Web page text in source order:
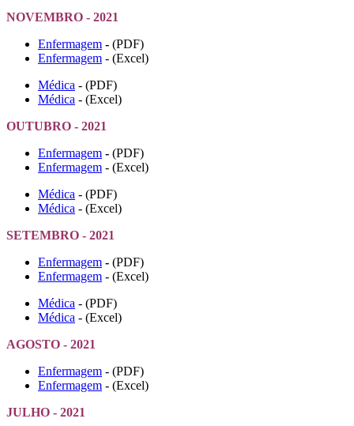
NOVEMBRO - 2021
Enfermagem - (PDF)
Enfermagem - (Excel)
Médica - (PDF)
Médica - (Excel)
OUTUBRO - 2021
Enfermagem - (PDF)
Enfermagem - (Excel)
Médica - (PDF)
Médica - (Excel)
SETEMBRO - 2021
Enfermagem - (PDF)
Enfermagem - (Excel)
Médica - (PDF)
Médica - (Excel)
AGOSTO - 2021
Enfermagem - (PDF)
Enfermagem - (Excel)
JULHO - 2021